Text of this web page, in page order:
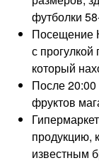
футболки
Посещение
с
который
После 20:00
фруктов
продукцию,
известным